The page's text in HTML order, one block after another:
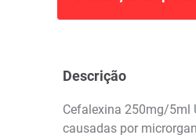
Descrição
Cefalexina 250mg/5ml
causadas por